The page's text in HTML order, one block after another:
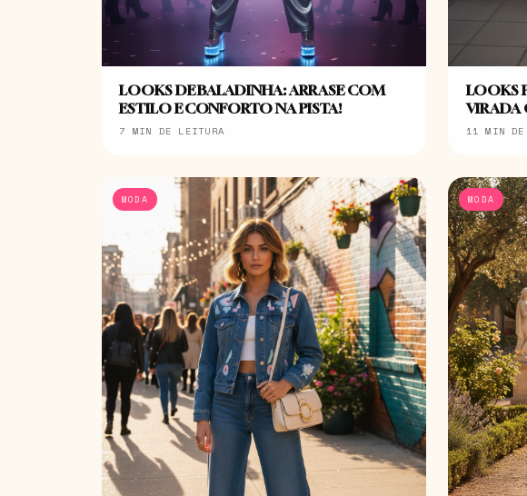
LOOKS DE BALADINHA: ARRASE COM
ESTILO E CONFORTO NA PISTA!
7 MIN DE LEITURA
LOOKS
VIRADA
11 MIN
MODA MODA